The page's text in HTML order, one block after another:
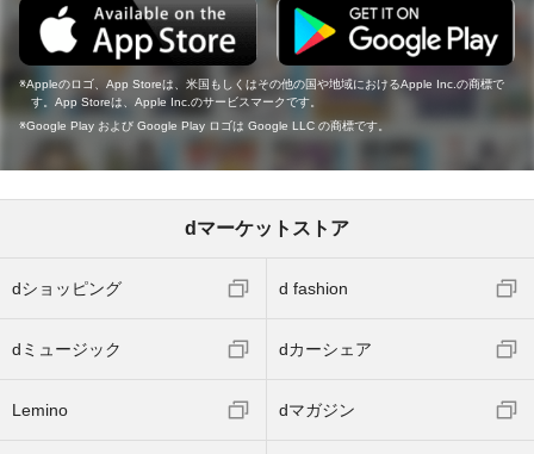
Appleのロゴ、App Storeは、米国もしくはその他の国や地域におけるApple Inc.の商標で
す。App Storeは、Apple Inc.のサービスマークです。
Google Play および Google Play ロゴは Google LLC の商標です。
dマーケットストア
dショッピング d fashion
dミュージック dカーシェア
Lemino dマガジン